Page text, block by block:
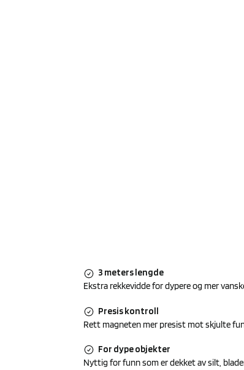
3 meters lengde
Ekstra rekkevidde for dypere og mer
Presis kontroll
Rett magneten mer presist mot skjulte
For dype objekter
Nyttig for funn som er dekket av silt,